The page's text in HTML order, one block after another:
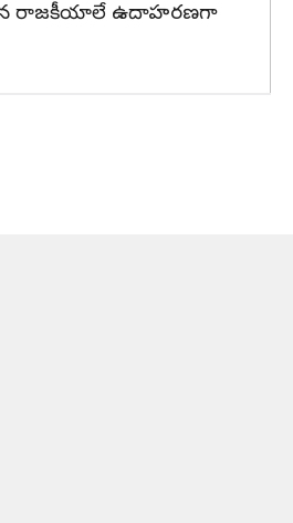
రాజకీయాలే ఉదాహరణగా